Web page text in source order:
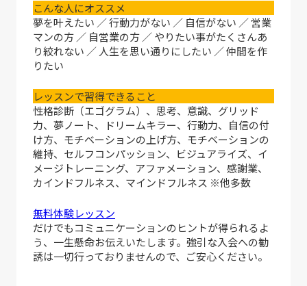
こんな人にオススメ
夢を叶えたい ／ 行動力がない ／ 自信がない ／ 営業
マンの方 ／ 自営業の方 ／ やりたい事がたくさんあ
り絞れない ／ 人生を思い通りにしたい ／ 仲間を作
りたい
レッスンで習得できること
性格診断（エゴグラム）、思考、意識、グリッド
力、夢ノート、ドリームキラー、行動力、自信の付
け方、モチベーションの上げ方、モチベーションの
維持、セルフコンパッション、ビジュアライズ、イ
メージトレーニング、アファメーション、感謝業、
カインドフルネス、マインドフルネス ※他多数
無料体験レッスン
だけでもコミュニケーションのヒントが得られるよ
う、一生懸命お伝えいたします。強引な入会への勧
誘は一切行っておりませんので、ご安心ください。